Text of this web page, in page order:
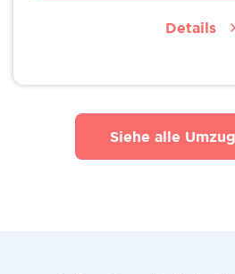
Details
Siehe alle